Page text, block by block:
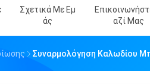
Σχετικά Με Εμ
Άς
Αζί Μας
Συναρμολόγηση Καλωδίου